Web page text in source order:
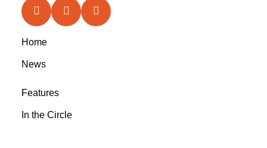
Home
News
Features
In the Circle